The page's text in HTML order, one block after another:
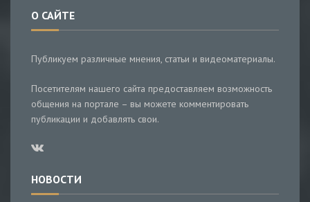
О САЙТЕ
Публикуем различные мнения, статьи и видеоматериалы.
Посетителям нашего сайта предоставляем возможность
общения на портале – вы можете комментировать
публикации и добавлять свои.
НОВОСТИ